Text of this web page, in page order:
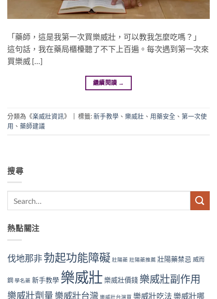
「藥師，這是我第一次買樂威壯，可以教我怎麼吃嗎？」
這句話，我在藥局櫃檯聽了不下上百遍。每次遇到第一次來
買樂威 […]
繼續閱讀 →
分類為《楽威壯資訊》 標籤:新手教學 、 樂威壯 、 用藥安全 、 第一次使
用 、 藥師建議
搜尋
熱點關注
伐地那非勃起功能障礙 壯陽藥 壯陽藥推薦 壯陽藥禁忌 威而
鋼 學名藥 新手教學 樂威壯樂威壯價錢 樂威壯副作用
樂威壯劑量 樂威壯台灣 樂威壯台灣買 樂威壯吃法 樂威壯哪